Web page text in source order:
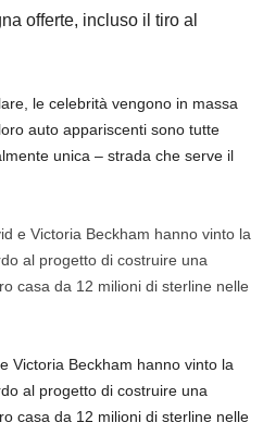
offerte, incluso il tiro al
le celebrità vengono in massa
auto appariscenti sono tutte
unica – strada che serve il
Victoria Beckham hanno vinto la
al progetto di costruire una
casa da 12 milioni di sterline nelle